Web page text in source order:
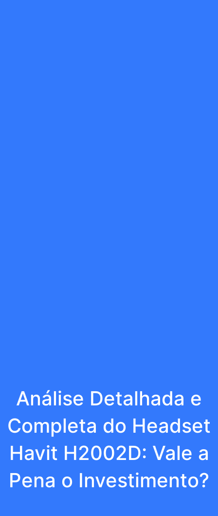
Análise Detalhada e
Completa do Headset
Havit H2002D: Vale a
Pena o Investimento?